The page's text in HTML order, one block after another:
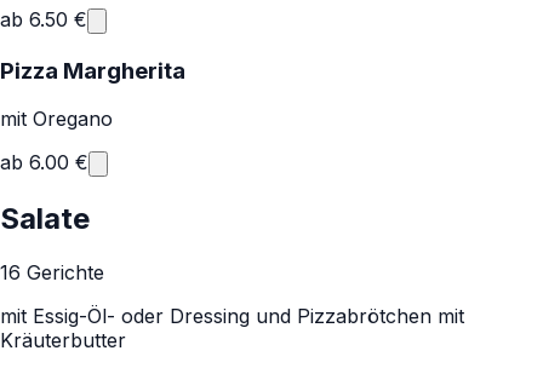
ab 6.50 €
Pizza Margherita
mit Oregano
ab 6.00 €
Salate
16 Gerichte
mit Essig-Öl- oder Dressing und Pizzabrötchen mit
Kräuterbutter